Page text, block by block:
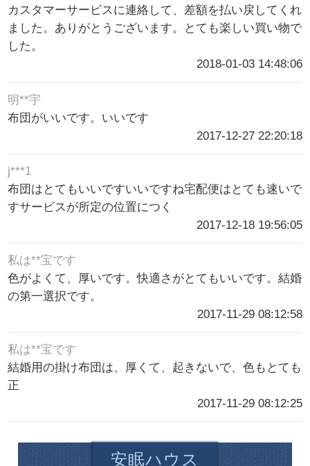
カスタマーサービスに連絡して、差額を払い戻してくれ
ました。ありがとうございます。とても楽しい買い物で
した。
2018-01-03 14:48:06
明**宇
布団がいいです。いいです
2017-12-27 22:20:18
j***1
布団はとてもいいですいいですね宅配便はとても速いで
すサービスが所定の位置につく
2017-12-18 19:56:05
私は**宝です
色がよくて、厚いです。快適さがとてもいいです。結婚
の第一選択です。
2017-11-29 08:12:58
私は**宝です
結婚用の掛け布団は、厚くて、起きないで、色もとても
正
2017-11-29 08:12:25
安眠ハウス